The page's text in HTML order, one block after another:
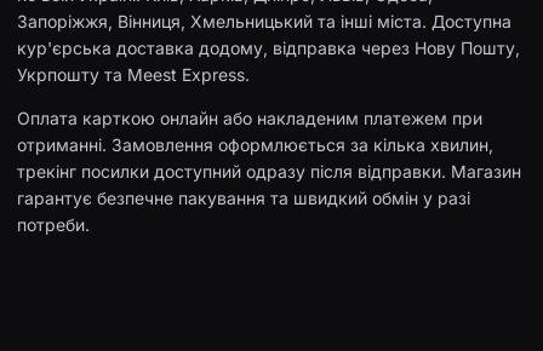
Запоріжжя, Вінниця, Хмельницький та інші міста. Доступна
кур'єрська доставка додому, відправка через Нову Пошту,
Укрпошту та Meest Express.
Оплата карткою онлайн або накладеним платежем при
отриманні. Замовлення оформлюється за кілька хвилин,
трекінг посилки доступний одразу після відправки. Магазин
гарантує безпечне пакування та швидкий обмін у разі
потреби.